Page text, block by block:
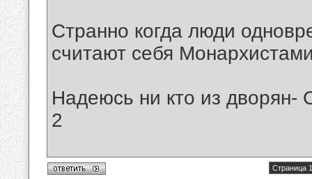
Странно когда люди
считают себя
Надеюсь ни кто из дворян-
2
Страница